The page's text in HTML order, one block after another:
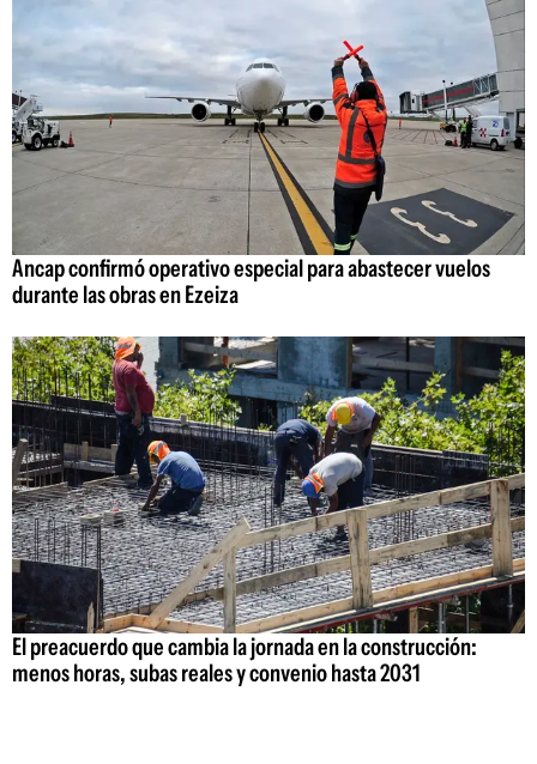
Ancap confirmó operativo especial para abastecer vuelos
durante las obras en Ezeiza
El preacuerdo que cambia la jornada en la construcción:
menos horas, subas reales y convenio hasta 2031